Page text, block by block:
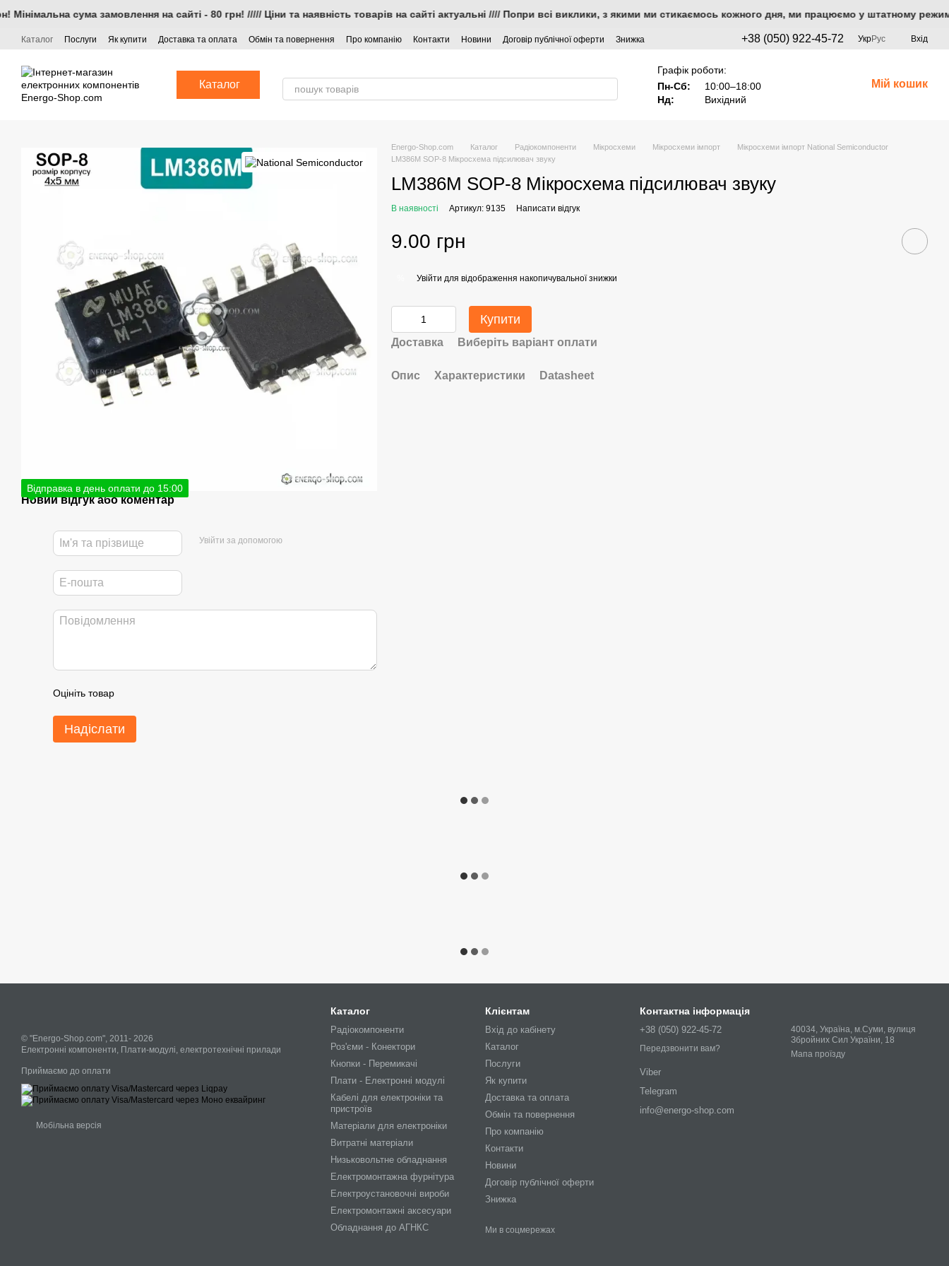
Перейти до основного контенту
сума замовлення на сайті - 80 грн! ///// Ціни та наявність товарів на сайті актуальні //// Попри всі виклики, з якими ми стикаємось кожного дня, ми працюємо у штатному
Каталог Послуги Як купити Доставка та оплата Обмін та повернення Про компанію Контакти Новини Договір публічної оферти Знижка +38 (050) 922-45-72 УкрРус Вхід
Каталог
Графік роботи:
Пн-Сб:
10:00–18:00
Нд:
Вихідний
Мій кошик
Відправка в день оплати до 15:00
Новий відгук або коментар
Увійти за допомогою
Оцініть товар
Надіслати
Energo-Shop.com Каталог Радіокомпоненти Мікросхеми Мікросхеми імпорт
Мікросхеми імпорт National Semiconductor
LM386M SOP-8 Мікросхема підсилювач звуку
LM386M SOP-8 Мікросхема підсилювач звуку
В наявності Артикул: 9135 Написати відгук
9.00 грн
Увійти для відображення накопичувальної знижки
Купити
Доставка Виберіть варіант оплати
Опис Характеристики Datasheet
© "Energo-Shop.com", 2011- 2026
Електронні компоненти, Плати-модулі, електротехнічні прилади
Приймаємо до оплати
Мобільна версія
Каталог
Радіокомпоненти
Роз'єми - Конектори
Кнопки - Перемикачі
Плати - Електронні модулі
Кабелі для електроніки та
пристроїв
Матеріали для електроніки
Витратні матеріали
Низьковольтне обладнання
Електромонтажна фурнітура
Електроустановочні вироби
Електромонтажні аксесуари
Обладнання до АГНКС
Клієнтам
Вхід до кабінету
Каталог
Послуги
Як купити
Доставка та оплата
Обмін та повернення
Про компанію
Контакти
Новини
Договір публічної оферти
Знижка
Ми в соцмережах
Контактна інформація
+38 (050) 922-45-72
Передзвонити вам?
Viber
Telegram
info@energo-shop.com
40034, Україна, м.Суми, вулиця
Збройних Сил України, 18
Мапа проїзду